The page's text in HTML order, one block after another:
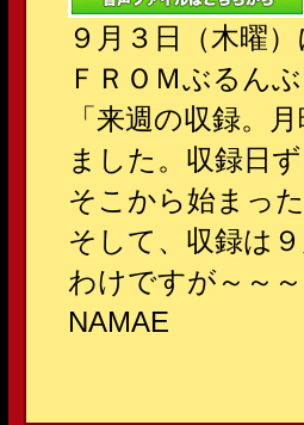
９月３日（木曜
ＦＲＯＭぶるん
「来週の収録。
ました。収録日
そこから始まっ
そして、収録は
わけですが～～～
NAMAE